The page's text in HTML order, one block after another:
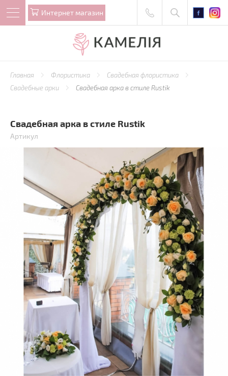
Интернет магазин
Главная Флористика
Свадебная флористика
Свадебные арки
Свадебная арка в стиле Rustik
Свадебная арка в стиле Rustik
Артикул